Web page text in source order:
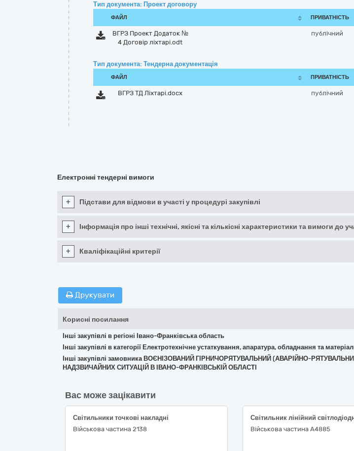
Тип документа: Проект договору
ФАЙЛ ПРИВАТНІСТЬ
ВГРЗ Проект Додаток №
4 Договір ліхтарі.odt
публічний
Тип документа: Тендерна документація
ФАЙЛ ПРИВАТНІСТЬ
ВГРЗ ТД Ліхтарі.docx публічний
Електронні тендерні вимоги
+ Підстави для відмови в участі у процедурі закупівлі
+ Інформація про інші технічні, якісні та кількісні характеристики та вимоги до
+ Кваліфікаційні критерії
Друкувати
Корисні посилання
Інші закупівлі в регіоні Івано-Франківська область
Інші закупівлі в категорії Електротехнічне устаткування, апаратура, обладнання та
Інші закупівлі замовника ВОЄНІЗОВАНИЙ ГІРНИЧОРЯТУВАЛЬНИЙ (АВАРІЙНО-
НАДЗВИЧАЙНИХ СИТУАЦІЙ В ІВАНО-ФРАНКІВСЬКІЙ ОБЛАСТІ
Вас може зацікавити
Світильники точкові накладні
Військова частина 2138
Світильник лінійний
Військова частина А4885